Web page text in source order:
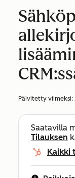
Päivitetty viimeksi:
Saatavilla
Tilauksen
Kaikki